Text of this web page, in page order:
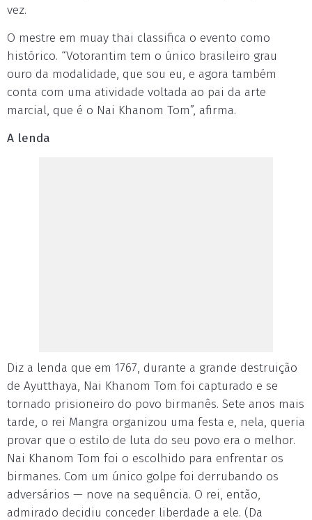
vez.
O mestre em muay thai classifica o evento como
histórico. “Votorantim tem o único brasileiro grau
ouro da modalidade, que sou eu, e agora também
conta com uma atividade voltada ao pai da arte
marcial, que é o Nai Khanom Tom”, afirma.
A lenda
Diz a lenda que em 1767, durante a grande destruição
de Ayutthaya, Nai Khanom Tom foi capturado e se
tornado prisioneiro do povo birmanês. Sete anos mais
tarde, o rei Mangra organizou uma festa e, nela, queria
provar que o estilo de luta do seu povo era o melhor.
Nai Khanom Tom foi o escolhido para enfrentar os
birmanes. Com um único golpe foi derrubando os
adversários — nove na sequência. O rei, então,
admirado decidiu conceder liberdade a ele. (Da